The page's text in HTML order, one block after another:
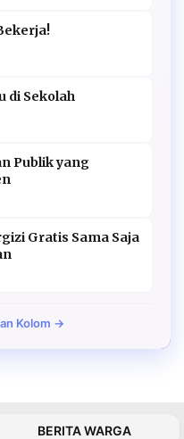
di Sekolah
Publik yang
Gratis Sama Saja
Kolom →
BERITA WARGA